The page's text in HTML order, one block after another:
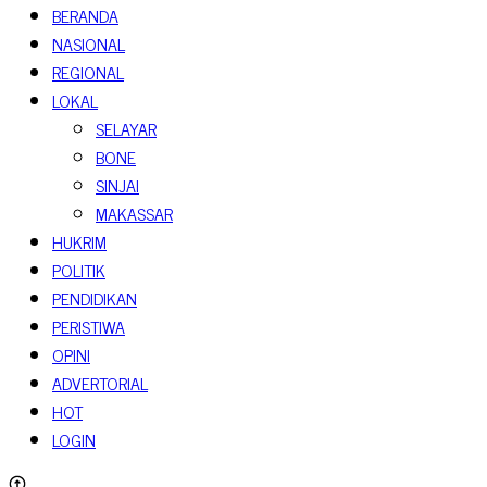
BERANDA
NASIONAL
REGIONAL
LOKAL
SELAYAR
BONE
SINJAI
MAKASSAR
HUKRIM
POLITIK
PENDIDIKAN
PERISTIWA
OPINI
ADVERTORIAL
HOT
LOGIN